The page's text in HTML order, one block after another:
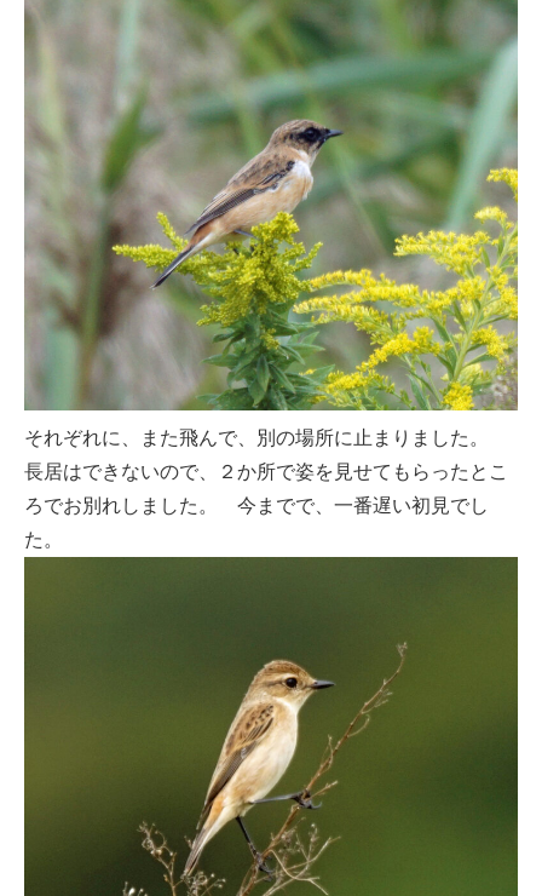
それぞれに、また飛んで、別の場所に止まりました。
長居はできないので、２か所で姿を見せてもらったとこ
ろでお別れしました。 今までで、一番遅い初見でし
た。